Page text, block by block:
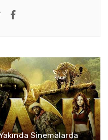
Twitter
Sinemalarda